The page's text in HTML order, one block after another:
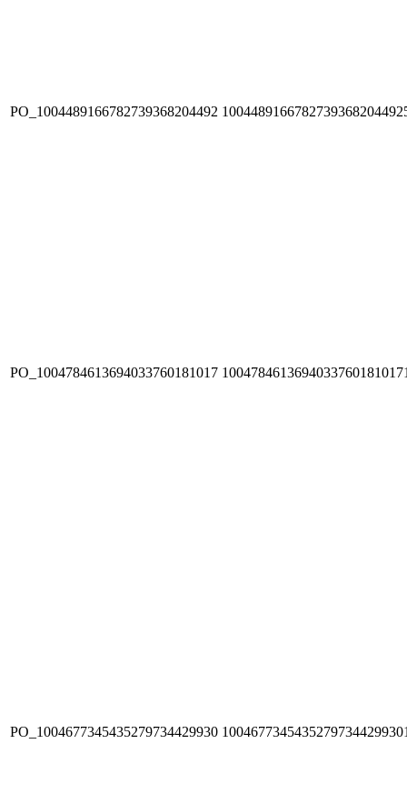
PO_1004489166782739368204492
PO_1004784613694033760181017
PO_1004677345435279734429930